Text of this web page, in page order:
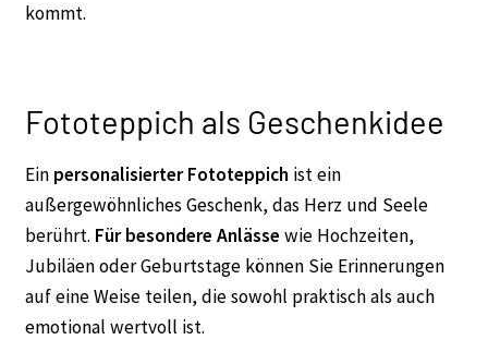
kommt.
Fototeppich als Geschenkidee
Ein personalisierter Fototeppich ist ein
außergewöhnliches Geschenk, das Herz und Seele
berührt. Für besondere Anlässe wie Hochzeiten,
Jubiläen oder Geburtstage können Sie Erinnerungen
auf eine Weise teilen, die sowohl praktisch als auch
emotional wertvoll ist.